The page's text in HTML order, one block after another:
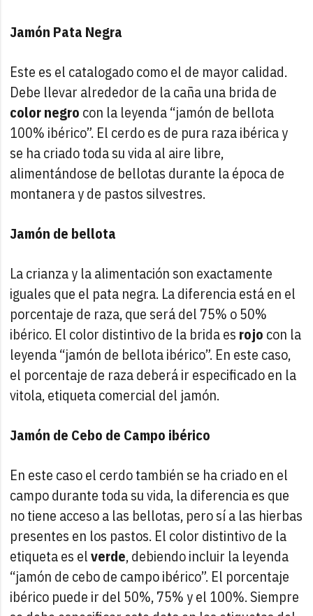
Jamón Pata Negra
Este es el catalogado como el de mayor calidad.
Debe llevar alrededor de la caña una brida de
color negro con la leyenda “jamón de bellota
100% ibérico”. El cerdo es de pura raza ibérica y
se ha criado toda su vida al aire libre,
alimentándose de bellotas durante la época de
montanera y de pastos silvestres.
Jamón de bellota
La crianza y la alimentación son exactamente
iguales que el pata negra. La diferencia está en el
porcentaje de raza, que será del 75% o 50%
ibérico. El color distintivo de la brida es rojo con la
leyenda “jamón de bellota ibérico”. En este caso,
el porcentaje de raza deberá ir especificado en la
vitola, etiqueta comercial del jamón.
Jamón de Cebo de Campo ibérico
En este caso el cerdo también se ha criado en el
campo durante toda su vida, la diferencia es que
no tiene acceso a las bellotas, pero sí a las hierbas
presentes en los pastos. El color distintivo de la
etiqueta es elverde, debiendo incluir la leyenda
“jamón de cebo de campo ibérico”. El porcentaje
ibérico puede ir del 50%, 75% y el 100%. Siempre